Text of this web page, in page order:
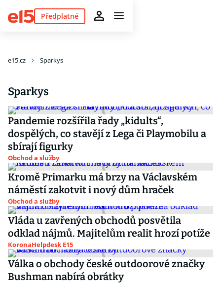
Předplatné
e15.cz Sparkys
Sparkys
Pandemie rozšířila řady „kidults“,
dospělých, co stavějí z Lega či Playmobilu a
sbírají figurky
Obchod a služby
Kromě Primarku má brzy na Václavském
náměstí zakotvit i nový dům hraček
Obchod a služby
Vláda u zavřených obchodů posvětila
odklad nájmů. Majitelům realit hrozí potíže
KoronaHelpdesk E15
Válka o obchody české outdoorové značky
Bushman nabírá obrátky